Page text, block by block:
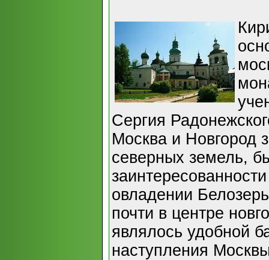
Сергия
Москва и Новгород
северных земель,
овладении
почти в центре
являлось удобной
наступления